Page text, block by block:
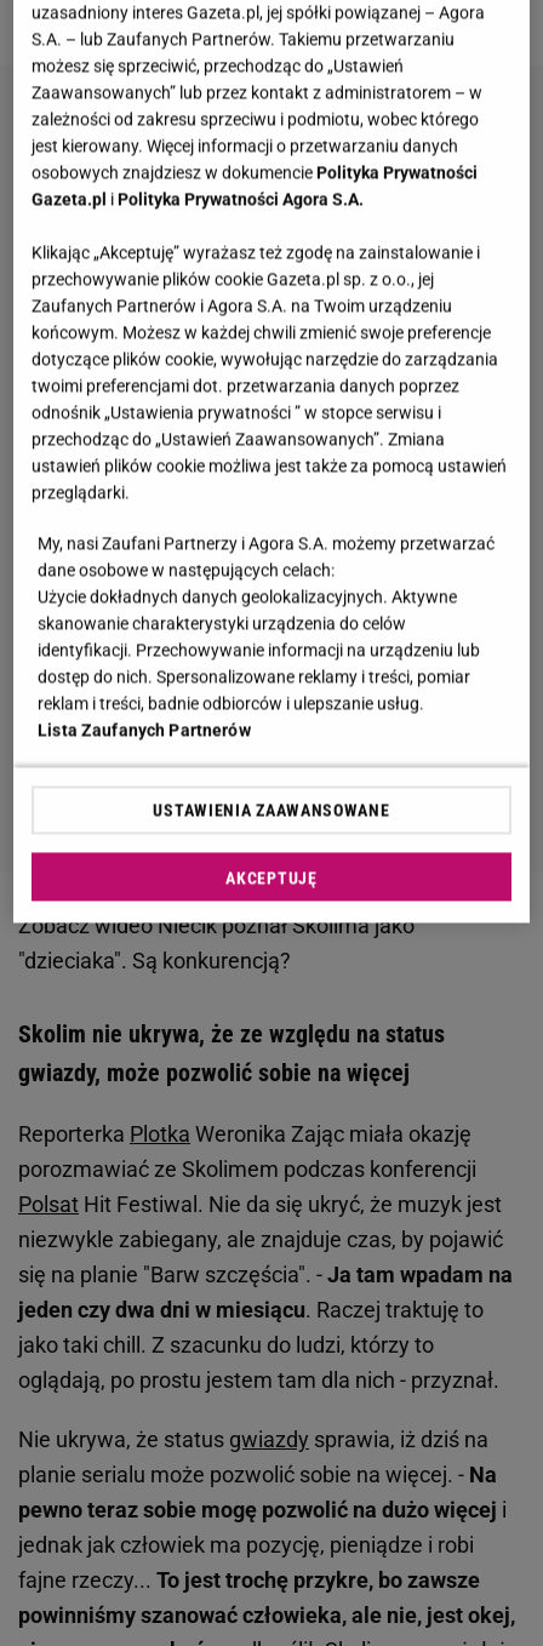
na jego fanów.
Zobacz wideoNiecik poznał Skolima jako
"dzieciaka". Są konkurencją?
Skolim nie ukrywa, że ze względu na status
gwiazdy, może pozwolić sobie na więcej
Reporterka Plotka Weronika Zając miała okazję
porozmawiać ze Skolimem podczas konferencji
Polsat Hit Festiwal. Nie da się ukryć, że muzyk jest
niezwykle zabiegany, ale znajduje czas, by pojawić
się na planie "Barw szczęścia". -Ja tam wpadam na
jeden czy dwa dni w miesiącu. Raczej traktuję to
jako taki chill. Z szacunku do ludzi, którzy to
oglądają, po prostu jestem tam dla nich - przyznał.
Nie ukrywa, że status gwiazdy sprawia, iż dziś na
planie serialu może pozwolić sobie na więcej. - Na
pewno teraz sobie mogę pozwolić na dużo więcej i
jednak jak człowiek ma pozycję, pieniądze i robi
fajne rzeczy... To jest trochę przykre, bo zawsze
powinniśmy szanować człowieka, ale nie, jest okej,
uzasadniony interes Gazeta.pl, jej spółki powiązanej – Agora
S.A. – lub Zaufanych Partnerów. Takiemu przetwarzaniu
możesz się sprzeciwić, przechodząc do „Ustawień
Zaawansowanych” lub przez kontakt z administratorem – w
zależności od zakresu sprzeciwu i podmiotu, wobec którego
jest kierowany. Więcej informacji o przetwarzaniu danych
osobowych znajdziesz w dokumencie Polityka Prywatności
Gazeta.pl i Polityka Prywatności Agora S.A.
Klikając „Akceptuję” wyrażasz też zgodę na zainstalowanie i
przechowywanie plików cookie Gazeta.pl sp. z o.o., jej
Zaufanych Partnerów i Agora S.A. na Twoim urządzeniu
końcowym. Możesz w każdej chwili zmienić swoje preferencje
dotyczące plików cookie, wywołując narzędzie do zarządzania
twoimi preferencjami dot. przetwarzania danych poprzez
odnośnik „Ustawienia prywatności ” w stopce serwisu i
przechodząc do „Ustawień Zaawansowanych”. Zmiana
ustawień plików cookie możliwa jest także za pomocą ustawień
przeglądarki.
My, nasi Zaufani Partnerzy i Agora S.A. możemy przetwarzać
dane osobowe w następujących celach:
Użycie dokładnych danych geolokalizacyjnych. Aktywne
skanowanie charakterystyki urządzenia do celów
identyfikacji. Przechowywanie informacji na urządzeniu lub
dostęp do nich. Spersonalizowane reklamy i treści, pomiar
reklam i treści, badnie odbiorców i ulepszanie usług.
Lista Zaufanych Partnerów
USTAWIENIA ZAAWANSOWANE
AKCEPTUJĘ